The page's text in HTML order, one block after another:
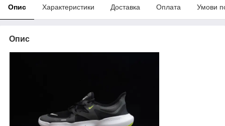
Опис Характеристики Доставка Оплата Умови
Опис